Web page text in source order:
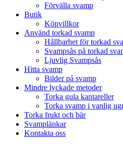
Förvälla svamp
Butik
Köpvillkor
Använd torkad svamp
Hållbarhet för torkad
Svampsås på torkad
Ljuvlig Svampsås
Hitta svamp
Bilder på svamp
Mindre lyckade metoder
Torka gula kantareller
Torka svamp i vanlig
Torka frukt och bär
Svamplänkar
Kontakta oss